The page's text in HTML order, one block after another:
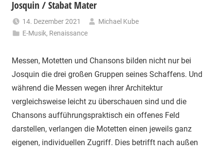
Josquin / Stabat Mater
14. Dezember 2021
Michael Kube
E-Musik, Renaissance
Messen, Motetten und Chansons bilden nicht nur bei
Josquin die drei großen Gruppen seines Schaffens. Und
während die Messen wegen ihrer Architektur
vergleichsweise leicht zu überschauen sind und die
Chansons aufführungspraktisch ein offenes Feld
darstellen, verlangen die Motetten einen jeweils ganz
eigenen, individuellen Zugriff. Dies betrifft nach außen